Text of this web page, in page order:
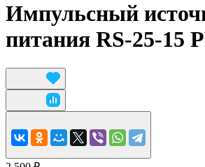
Импульсный
питания RS-25-15